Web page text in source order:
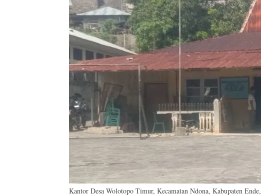
Kantor Desa Wolotopo Timur, Kecamatan Ndona, Kabupaten